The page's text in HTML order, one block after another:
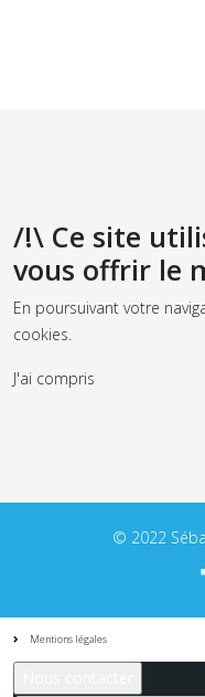
/!\ Ce site
vous offrir le
En poursuivant votre
cookies.
J'ai compris
© 2022
Mentions légales